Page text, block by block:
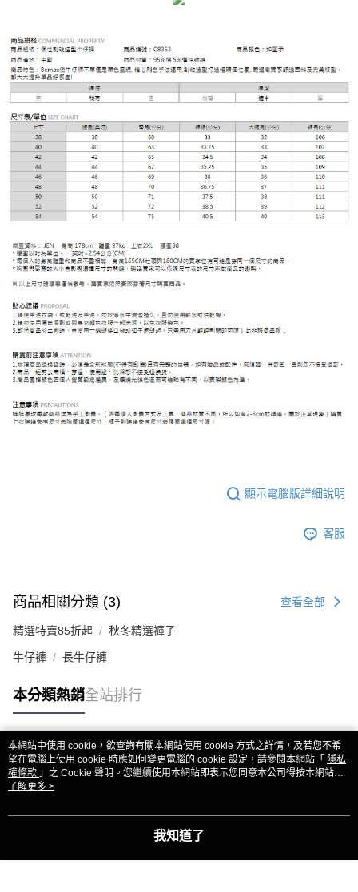
顯示電腦版詳細說明
客服
商品相關分類 (3) 查看全部
精選特賣85折起 秋冬精選褲子
牛仔褲 長牛仔褲
本分類熱銷全站排行
熱門標籤
本網站中使用 cookie，欲查詢有關本網站使用 cookie 方式之詳情，及若您不希
望在電腦上使用 cookie 時應如何變更電腦的 cookie 設定，請參閱本網站「 隱私
權條款 」之 Cookie 聲明。您繼續使用本網站即表示您同意本公司得按本網站使
用條款之 Cookie 聲明使用 cookie。
了解更多 >
我知道了